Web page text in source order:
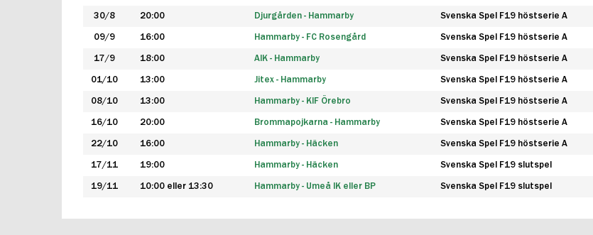
30/8 20:00 Djurgården - Hammarby Svenska Spel F19 höstserie A
09/9 16:00 Hammarby - FC Rosengård Svenska Spel F19 höstserie A
17/9 18:00 AIK - Hammarby Svenska Spel F19 höstserie A
01/10 13:00 Jitex - Hammarby Svenska Spel F19 höstserie A
08/10 13:00 Hammarby - KIF Örebro Svenska Spel F19 höstserie A
16/10 20:00 Brommapojkarna - Hammarby Svenska Spel F19 höstserie A
22/10 16:00 Hammarby - Häcken Svenska Spel F19 höstserie A
17/11 19:00 Hammarby - Häcken Svenska Spel F19 slutspel
19/11 10:00 eller 13:30 Hammarby - Umeå IK eller BP Svenska Spel F19 slutspel